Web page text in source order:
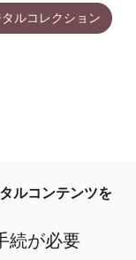
ルコレクション
ルコンテンツを
続が必要